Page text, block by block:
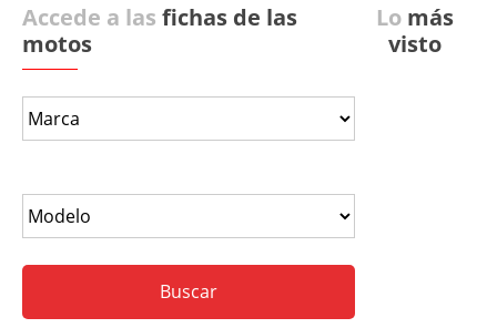
Accede a las fichas de las
motos
Lo más
visto